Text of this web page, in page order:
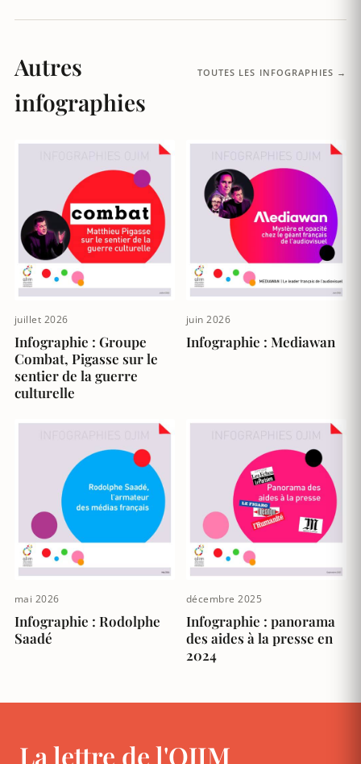
Autres
infographies
TOUTES LES INFOGRAPHIES →
juillet 2026
Infographie : Groupe
Combat, Pigasse sur le
sentier de la guerre
culturelle
juin 2026
Infographie : Mediawan
mai 2026
Infographie : Rodolphe
Saadé
décembre 2025
Infographie : panorama
des aides à la presse en
2024
La lettre de l'OJIM